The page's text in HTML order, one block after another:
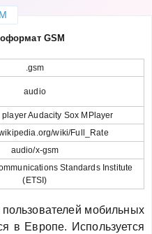
GSM
.gsm
audio
Audacity Sox MPlayer
wiki/Full_Rate
audio/x-gsm
Standards Institute
(ETSI)
мобильных
в Европе. Используется